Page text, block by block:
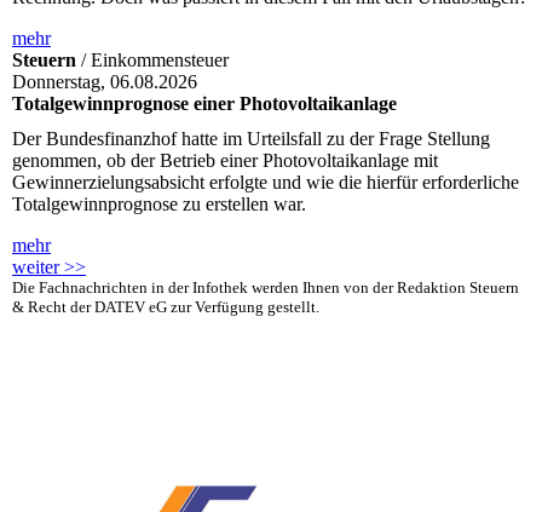
mehr
Steuern / Einkommensteuer
Donnerstag, 06.08.2026
Totalgewinnprognose einer Photovoltaikanlage
Der Bundesfinanzhof hatte im Urteilsfall zu der Frage Stellung
genommen, ob der Betrieb einer Photovoltaikanlage mit
Gewinnerzielungsabsicht erfolgte und wie die hierfür erforderliche
Totalgewinnprognose zu erstellen war.
mehr
weiter >>
Die Fachnachrichten in der Infothek werden Ihnen von der Redaktion Steuern
& Recht der DATEV eG zur Verfügung gestellt.